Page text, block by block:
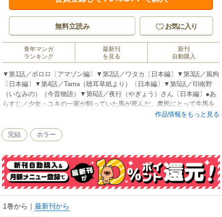
無料立読み お気に入り
青年マンガ
ランキング
最新刊
を見る
新刊
自動購入
▼第1話／ボロロ〔アマゾン編〕▼第2話／ワタカ〔日本編〕▼第3話／風狗
〔日本編〕▼第4話／Tama（聴耳草紙より）〔日本編〕▼第5話／印南野
（いなみの）（今昔物語）▼第6話／夜行（やぎょう）さん〔日本編〕●あ
らすじ／少女・ユキの一家が飼っていた馬が死んだ。農民にとって牛馬を
失うことは、死を意味する。新たな馬を購入するために、ユキの母は質奉
落になった父に、母と同じように身を売られそうになったユキは、山へ逃
げ込み、そこで白馬に姿を変えた母に出会う…（第2話）。●本巻の特徴／
昔物語から3つのエピソードを選び、作者の意図によって自由に配置・改作
した「風狗」、「聴耳草紙」に着想を得た「Tama」、阿波の伝承話「夜行
（やぎょう）さん」など、全6話を収録。初出は「ボロロ」1979年、「ワタ
年。●その他のデータ／巻末に、藤本由香里氏によるエッセイ『観音さまの
口』を収録。
作品情報をもっと見る
完結 ホラー
1巻から ｜ 最新刊から